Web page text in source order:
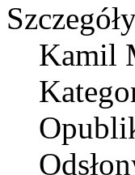
Kamil